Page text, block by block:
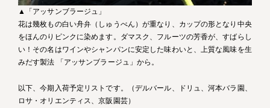
▲「アッサンブラージュ」
花は幾枚もの白い舟弁（しゅうべん）が重なり、カップの形となり中央
をほんのりピンクに染めます。ダマスク、フルーツの芳香が、すばらし
い！その名はワインやシャンパンに安定した味わいと、上質な風味を生
みだす製法 「アッサンブラージュ」から。
以下、今期入荷予定リストです。（デルバール、ドリュ、河本バラ園、
ロサ・オリエンティス、京阪園芸）